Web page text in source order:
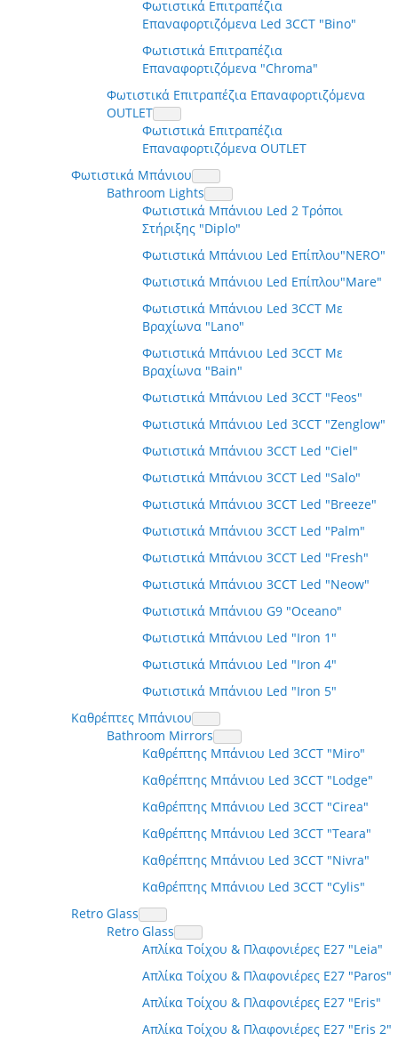
Φωτιστικά Επιτραπέζια
Επαναφορτιζόμενα Led 3CCT "Bino"
Φωτιστικά Επιτραπέζια
Επαναφορτιζόμενα "Chroma"
Φωτιστικά Επιτραπέζια Επαναφορτιζόμενα
OUTLET
Φωτιστικά Επιτραπέζια
Επαναφορτιζόμενα OUTLET
Φωτιστικά Μπάνιου
Bathroom Lights
Φωτιστικά Μπάνιου Led 2 Τρόποι
Στήριξης "Diplo"
Φωτιστικά Μπάνιου Led Επίπλου"NERO"
Φωτιστικά Μπάνιου Led Επίπλου"Mare"
Φωτιστικά Μπάνιου Led 3CCT Με
Βραχίωνα "Lano"
Φωτιστικά Μπάνιου Led 3CCT Με
Βραχίωνα "Bain"
Φωτιστικά Μπάνιου Led 3CCT "Feos"
Φωτιστικά Μπάνιου Led 3CCT "Zenglow"
Φωτιστικά Μπάνιου 3CCT Led "Ciel"
Φωτιστικά Μπάνιου 3CCT Led "Salo"
Φωτιστικά Μπάνιου 3CCT Led "Breeze"
Φωτιστικά Μπάνιου 3CCT Led "Palm"
Φωτιστικά Μπάνιου 3CCT Led "Fresh"
Φωτιστικά Μπάνιου 3CCT Led "Neow"
Φωτιστικά Μπάνιου G9 "Oceano"
Φωτιστικά Μπάνιου Led "Iron 1"
Φωτιστικά Μπάνιου Led "Iron 4"
Φωτιστικά Μπάνιου Led "Iron 5"
Καθρέπτες Μπάνιου
Bathroom Mirrors
Καθρέπτης Μπάνιου Led 3CCT "Miro"
Καθρέπτης Μπάνιου Led 3CCT "Lodge"
Καθρέπτης Μπάνιου Led 3CCT "Cirea"
Καθρέπτης Μπάνιου Led 3CCT "Teara"
Καθρέπτης Μπάνιου Led 3CCT "Nivra"
Καθρέπτης Μπάνιου Led 3CCT "Cylis"
Retro Glass
Retro Glass
Απλίκα Τοίχου & Πλαφονιέρες Ε27 "Leia"
Απλίκα Τοίχου & Πλαφονιέρες Ε27 "Paros"
Απλίκα Τοίχου & Πλαφονιέρες Ε27 "Eris"
Απλίκα Τοίχου & Πλαφονιέρες Ε27 "Eris 2"